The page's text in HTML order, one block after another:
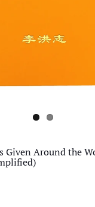
Given Around the